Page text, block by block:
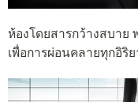
ห้องโดยสารกว้างสบาย
เพื่อการผ่อนคลายทุกอิริ